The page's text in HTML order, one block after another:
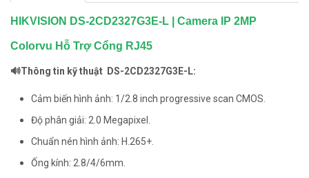
HIKVISION DS-2CD2327G3E-L | Camera IP 2MP
Colorvu Hỗ Trợ Cổng RJ45
🔊Thông tin kỹ thuật DS-2CD2327G3E-L:
Cảm biến hình ảnh: 1/2.8 inch progressive scan CMOS.
Độ phân giải: 2.0 Megapixel.
Chuẩn nén hình ảnh: H.265+.
Ống kính: 2.8/4/6mm.